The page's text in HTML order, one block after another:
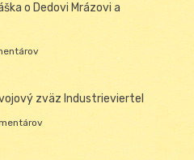
o Dedovi Mrázovi a
zväz Industrieviertel